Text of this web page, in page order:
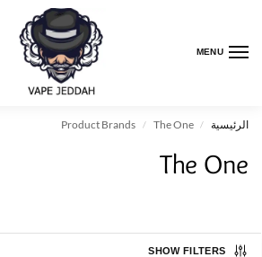
MENU
الرئيسية /
Product Brands / The One
The One
SHOW FILTERS